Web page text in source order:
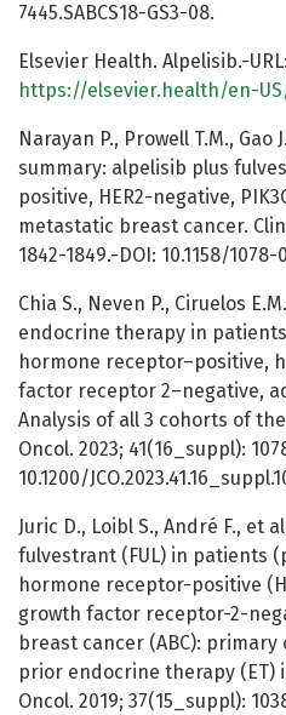
7445.SABCS18-GS3-08.
Elsevier Health. Alpelisib.-URL:
https://elsevier.health/en-
Narayan P., Prowell T.M., Gao
summary: alpelisib plus
positive, HER2-negative,
metastatic breast cancer. Clin
1842-1849.-DOI: 10.1158/1078-
Chia S., Neven P., Ciruelos
endocrine therapy in
hormone receptor–positive,
factor receptor 2–negative,
Analysis of all 3 cohorts of the
Oncol. 2023; 41(16_suppl):
10.1200/
Juric D., Loibl S., André F., et
fulvestrant (FUL) in patients
hormone receptor-positive
growth factor receptor-2-
breast cancer (ABC):
prior endocrine therapy (ET)
Oncol. 2019; 37(15_suppl):